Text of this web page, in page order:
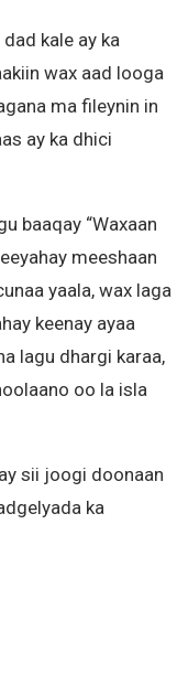
kale ay ka
wax aad looga
ma fileynin in
ay ka dhici
baaqay “Waxaan
meeshaan
yaala, wax laga
keenay ayaa
lagu dhargi karaa,
oo la isla
sii joogi doonaan
ka